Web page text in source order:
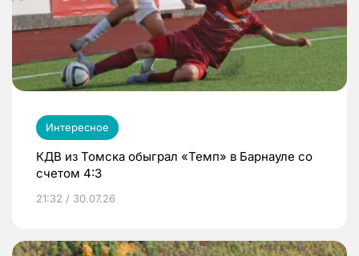
Интересное
КДВ из Томска обыграл «Темп» в Барнауле со
счетом 4:3
21:32 / 30.07.26